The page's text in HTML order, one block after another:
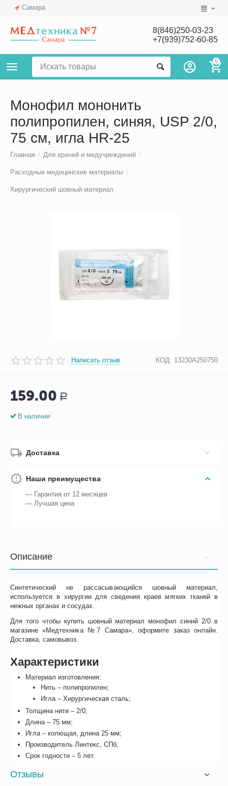
Самара
8(846)250-03-23
+7(939)752-60-85
0
Монофил мононить
полипропилен, синяя, USP 2/0,
75 см, игла HR-25
Главная / Для врачей и медучреждений /
Расходные медицинские материалы /
Хирургический шовный материал
Написать отзыв КОД: 13230А250750
159.00 Р
В наличии
Доставка
Наши преимущества
— Гарантия от 12 месяцев
— Лучшая цена
Описание
Синтетический не рассасывающийся шовный материал,
используется в хирургии для сведения краев мягких тканей в
нежных органах и сосудах.
Для того чтобы купить шовный материал монофил синий 2/0 в
магазине «Медтехника №7 Самара», оформите заказ онлайн.
Доставка, самовывоз.
Характеристики
Материал изготовления:
Нить – полипропилен;
Игла – Хирургическая сталь;
Толщина нити – 2/0;
Длина – 75 мм;
Игла – колющая, длина 25 мм;
Производитель Линтекс, СПб;
Срок годности – 5 лет.
Отзывы